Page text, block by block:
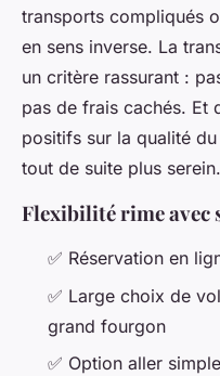
transports compliqués
en sens inverse. La
un critère rassurant :
pas de frais cachés. Et
positifs sur la qualité
tout de suite plus serein.
Flexibilité rime avec
✅ Réservation en
✅ Large choix de
grand fourgon
✅ Option aller